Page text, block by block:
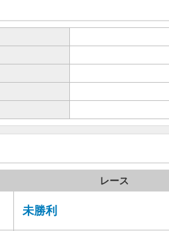
レース
未勝利